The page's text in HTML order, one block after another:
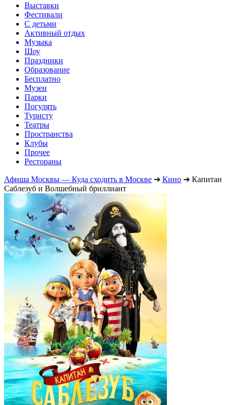
Выставки
Фестивали
С детьми
Активный отдых
Музыка
Шоу
Праздники
Образование
Бесплатно
Музеи
Парки
Погулять
Туристу
Театры
Пространства
Клубы
Прочее
Рестораны
Афиша Москвы — Куда сходить в Москве ➔ Кино ➔ Капитан
Саблезуб и Волшебный бриллиант